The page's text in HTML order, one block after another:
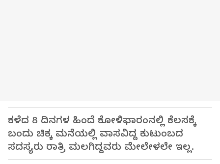
ಕಳೆದ 8 ದಿನಗಳ ಹಿಂದೆ ಕೋಳಿಫಾರಂನಲ್ಲಿ ಕೆಲಸಕ್ಕೆ
ಬಂದು ಚಿಕ್ಕ ಮನೆಯಲ್ಲಿ ವಾಸವಿದ್ದ ಕುಟುಂಬದ
ಸದಸ್ಯರು ರಾತ್ರಿ ಮಲಗಿದ್ದವರು ಮೇಲೇಳಲೇ ಇಲ್ಲ.